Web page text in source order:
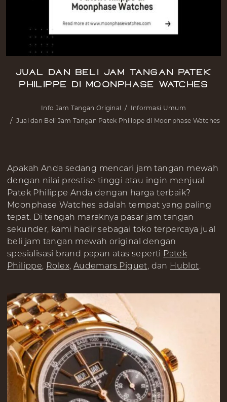
Jual dan Beli Jam Tangan Patek
Philippe di Moonphase Watches
Info Jam Tangan Original
Informasi Umum
Jual dan Beli Jam Tangan Patek Philippe di Moonphase Watches
Apakah Anda sedang mencari jam tangan mewah
dengan nilai prestise tinggi atau ingin menjual
Patek Philippe Anda dengan harga terbaik?
Moonphase Watches adalah tempat yang paling
tepat. Di tengah maraknya pasar jam tangan
sekunder, kami hadir sebagai toko terpercaya jual
beli jam tangan mewah original dengan
spesialisasi brand papan atas seperti Patek
Philippe, Rolex, Audemars Piguet, dan Hublot.